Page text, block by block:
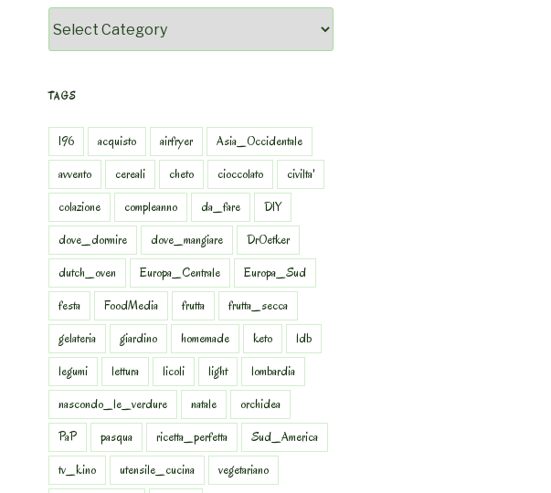
TAGS
196 acquisto airfryer
Asia_Occidentale
avvento
cereali cheto cioccolato
civilta'
colazione
compleanno da_fare
DIY
dove_dormire
dove_mangiare
DrOetker
dutch_oven
Europa_Centrale
Europa_Sud
festa
FoodMedia frutta
frutta_secca
gelateria
giardino homemade keto
ldb
legumi
lettura licoli light
lombardia
nascondo_le_verdure
natale
orchidea
PaP
pasqua ricetta_perfetta
Sud_America
tv_kino
utensile_cucina
vegetariano